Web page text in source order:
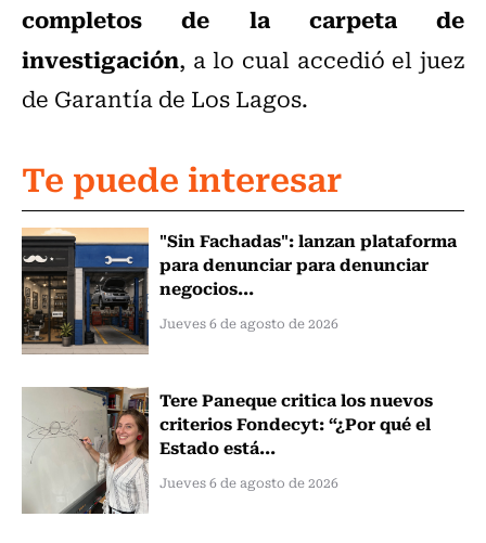
completos de la carpeta de
investigación, a lo cual accedió el juez
de Garantía de Los Lagos.
Te puede interesar
"Sin Fachadas": lanzan plataforma
para denunciar para denunciar
negocios...
Jueves 6 de agosto de 2026
Tere Paneque critica los nuevos
criterios Fondecyt: “¿Por qué el
Estado está...
Jueves 6 de agosto de 2026